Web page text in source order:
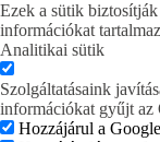
Ezek a sütik
információkat
Analitikai sütik
Szolgáltatásaink
információkat gyűjt az
Hozzájárul a